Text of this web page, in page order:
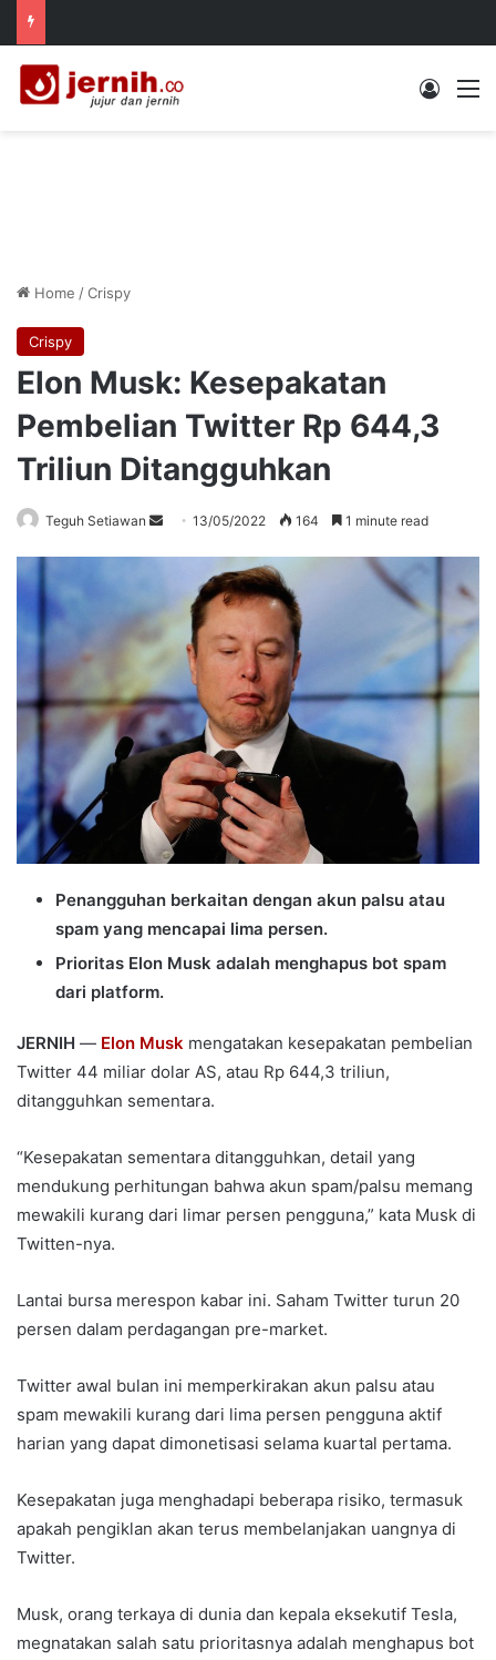
Log In
Home /Crispy
Crispy
Elon Musk: Kesepakatan
Pembelian Twitter Rp 644,3
Triliun Ditangguhkan
Teguh Setiawan
Send13/05/2022 164 1 minute read
Penangguhan berkaitan dengan akun palsu atau
spam yang mencapai lima persen.
Prioritas Elon Musk adalah menghapus bot spam
dari platform.
JERNIH — Elon Musk mengatakan kesepakatan pembelian
Twitter 44 miliar dolar AS, atau Rp 644,3 triliun,
ditangguhkan sementara.
“Kesepakatan sementara ditangguhkan, detail yang
mendukung perhitungan bahwa akun spam/palsu memang
mewakili kurang dari limar persen pengguna,” kata Musk di
Twitten-nya.
Lantai bursa merespon kabar ini. Saham Twitter turun 20
persen dalam perdagangan pre-market.
Twitter awal bulan ini memperkirakan akun palsu atau
spam mewakili kurang dari lima persen pengguna aktif
harian yang dapat dimonetisasi selama kuartal pertama.
Kesepakatan juga menghadapi beberapa risiko, termasuk
apakah pengiklan akan terus membelanjakan uangnya di
Twitter.
Musk, orang terkaya di dunia dan kepala eksekutif Tesla,
megnatakan salah satu prioritasnya adalah menghapus bot